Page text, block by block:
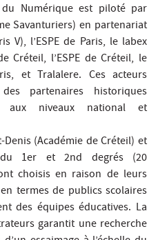
Numérique est piloté par
Savanturiers) en partenariat
V), l’ESPE de Paris, le labex
Créteil, l’ESPE de Créteil, le
et Tralalere. Ces acteurs
partenaires historiques
aux niveaux national et
(Académie de Créteil) et
du 1er et 2nd degrés (20
choisis en raison de leurs
termes de publics scolaires
des équipes éducatives. La
garantit une recherche